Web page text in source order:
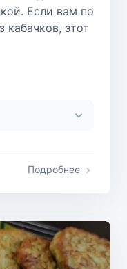
Если вам по
кабачков, этот
Подробнее